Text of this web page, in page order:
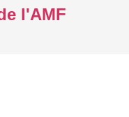
l'AMF